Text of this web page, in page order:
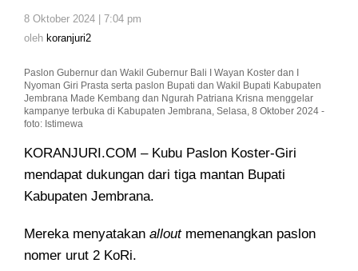
Giri
dan
Bang-
8 Oktober 2024 | 7:04 pm
oleh koranjuri2
Paslon Gubernur dan Wakil Gubernur Bali I Wayan Koster dan I
Nyoman Giri Prasta serta paslon Bupati dan Wakil Bupati Kabupaten
Jembrana Made Kembang dan Ngurah Patriana Krisna menggelar
kampanye terbuka di Kabupaten Jembrana, Selasa, 8 Oktober 2024 -
foto: Istimewa
KORANJURI.COM – Kubu Paslon Koster-Giri
mendapat dukungan dari tiga mantan Bupati
Kabupaten Jembrana.
Mereka menyatakan alloutmemenangkan paslon
nomer urut 2 KoRi.